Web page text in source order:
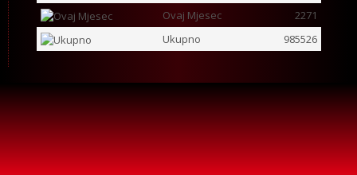
Ovaj Mjesec
2271
Ukupno
985526